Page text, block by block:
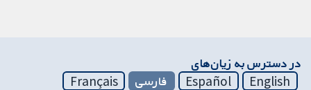
در دسترس به زیان‌های
English
Español فارسی
Français